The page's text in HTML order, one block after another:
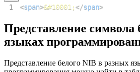
1 <span>&#10001;</span>
Представление символа
языках
Представление белого NIB в разных